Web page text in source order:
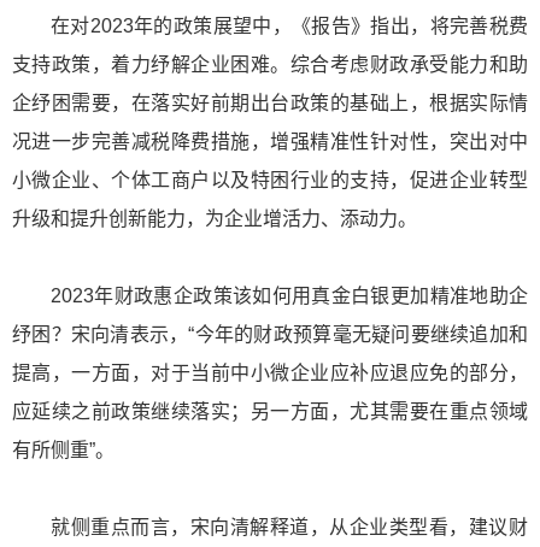
在对2023年的政策展望中，《报告》指出，将完善税费
支持政策，着力纾解企业困难。综合考虑财政承受能力和助
企纾困需要，在落实好前期出台政策的基础上，根据实际情
况进一步完善减税降费措施，增强精准性针对性，突出对中
小微企业、个体工商户以及特困行业的支持，促进企业转型
升级和提升创新能力，为企业增活力、添动力。
2023年财政惠企政策该如何用真金白银更加精准地助企
纾困？宋向清表示，“今年的财政预算毫无疑问要继续追加和
提高，一方面，对于当前中小微企业应补应退应免的部分，
应延续之前政策继续落实；另一方面，尤其需要在重点领域
有所侧重”。
就侧重点而言，宋向清解释道，从企业类型看，建议财